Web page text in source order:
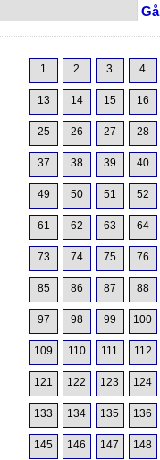
1 2 3 4
13 14 15 16
25 26 27 28
37 38 39 40
49 50 51 52
61 62 63 64
73 74 75 76
85 86 87 88
97 98 99 100
109 110 111 112
121 122 123 124
133 134 135 136
145 146 147 148